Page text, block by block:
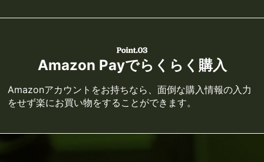
Amazon Payでらくらく購入
Amazonアカウントをお持ちなら、面倒な購入情報の入力
をせず楽にお買い物をすることができます。